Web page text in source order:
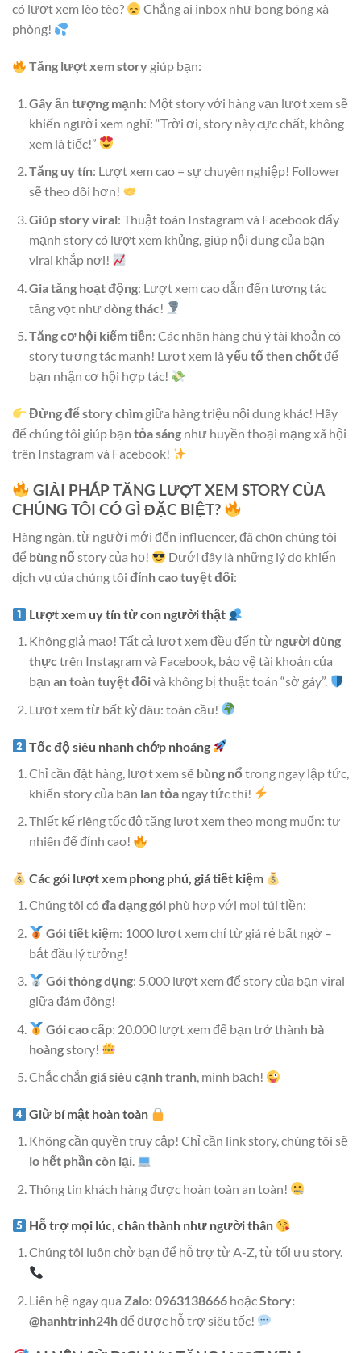
có lượt xem lèo tèo?
Chẳng ai inbox như bong bóng xà
phòng!
Tăng lượt xem story giúp bạn:
Gây ấn tượng mạnh: Một story với hàng vạn lượt xem sẽ
khiến người xem nghĩ: “Trời ơi, story này cực chất, không
xem là tiếc!”
Tăng uy tín: Lượt xem cao = sự chuyên nghiệp! Follower
sẽ theo dõi hơn!
Giúp story viral: Thuật toán Instagram và Facebook đẩy
mạnh story có lượt xem khủng, giúp nội dung của bạn
viral khắp nơi!
Gia tăng hoạt động: Lượt xem cao dẫn đến tương tác
tăng vọt nhưdòng thác!
Tăng cơ hội kiếm tiền: Các nhãn hàng chú ý tài khoản có
story tương tác mạnh! Lượt xem là yếu tố then chốtđể
bạn nhận cơ hội hợp tác!
Đừng để story chìm giữa hàng triệu nội dung khác! Hãy
để chúng tôi giúp bạn tỏa sáng như huyền thoại mạng xã hội
trên Instagram và Facebook!
GIẢI PHÁP TĂNG LƯỢT XEM STORY CỦA
CHÚNG TÔI CÓ GÌ ĐẶC BIỆT?
Hàng ngàn, từ người mới đến influencer, đã chọn chúng tôi
để bùng nổ story của họ!
Dưới đây là những lý do khiến
dịch vụ của chúng tôi đỉnh cao tuyệt đối:
Lượt xem uy tín từ con người thật
Không giả mạo! Tất cả lượt xem đều đến từ người dùng
thựctrên Instagram và Facebook, bảo vệ tài khoản của
bạn an toàn tuyệt đốivà không bị thuật toán “sờ gáy”.
Lượt xem từ bất kỳ đâu: toàn cầu!
Tốc độ siêu nhanhchớp nhoáng
Chỉ cần đặt hàng, lượt xem sẽ bùng nổ trong ngay lập tức,
khiến story của bạn lan tỏangay tức thì!
Thiết kế riêng tốc độ tăng lượt xem theo mong muốn: tự
nhiên để đỉnh cao!
Các gói lượt xem phong phú, giá tiết kiệm
Chúng tôi cóđa dạng góiphù hợp với mọi túi tiền:
Gói tiết kiệm: 1000 lượt xem chỉ từ giá rẻ bất ngờ –
bắt đầu lý tưởng!
Gói thông dụng: 5.000 lượt xem để story của bạn viral
giữa đám đông!
Gói cao cấp: 20.000 lượt xem để bạn trở thành bà
hoàngstory!
Chắc chắn giá siêu cạnh tranh, minh bạch!
Giữ bí mật hoàn toàn
Không cần quyền truy cập! Chỉ cần link story, chúng tôi sẽ
lo hết phần còn lại.
Thông tin khách hàng được hoàn toàn an toàn!
Hỗ trợ mọi lúc, chân thành như người thân
Chúng tôi luôn chờ bạn để hỗ trợ từ A-Z, từ tối ưu story.
Liên hệ ngay qua Zalo: 0963138666hoặcStory:
@hanhtrinh24hđể được hỗ trợ siêu tốc!